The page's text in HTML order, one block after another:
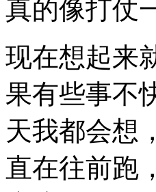
真的像打仗
现在想起来
果有些事不
天我都会想
直在往前跑